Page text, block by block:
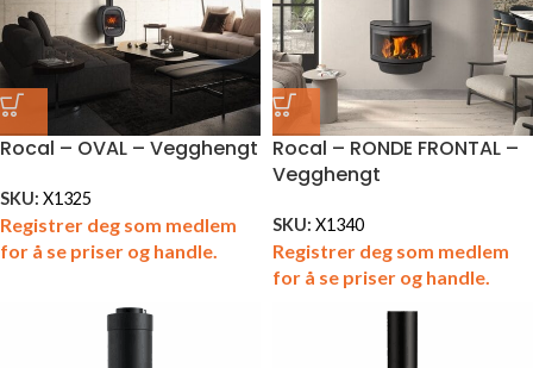
Rocal – OVAL – Vegghengt
SKU: X1325
Registrer deg som medlem
for å se priser og handle.
Rocal – RONDE FRONTAL –
Vegghengt
SKU: X1340
Registrer deg som medlem
for å se priser og handle.